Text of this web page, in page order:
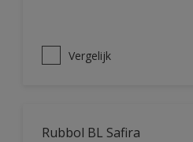
Vergelijk
Rubbol BL Safira